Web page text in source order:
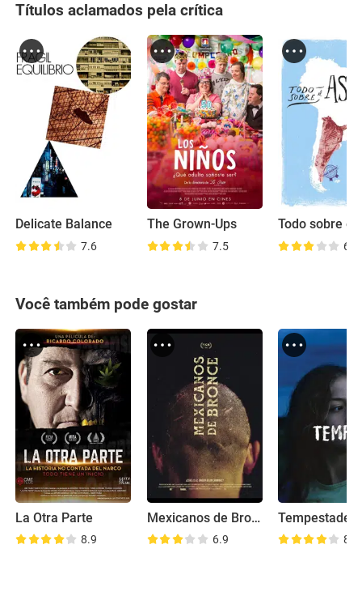
Títulos aclamados pela crítica
Delicate Balance
7.6
The Grown-Ups
7.5 6.5
Você também pode gostar
La Otra Parte
8.9
Mexicanos de Bronce
6.9
Tempestade
8.3